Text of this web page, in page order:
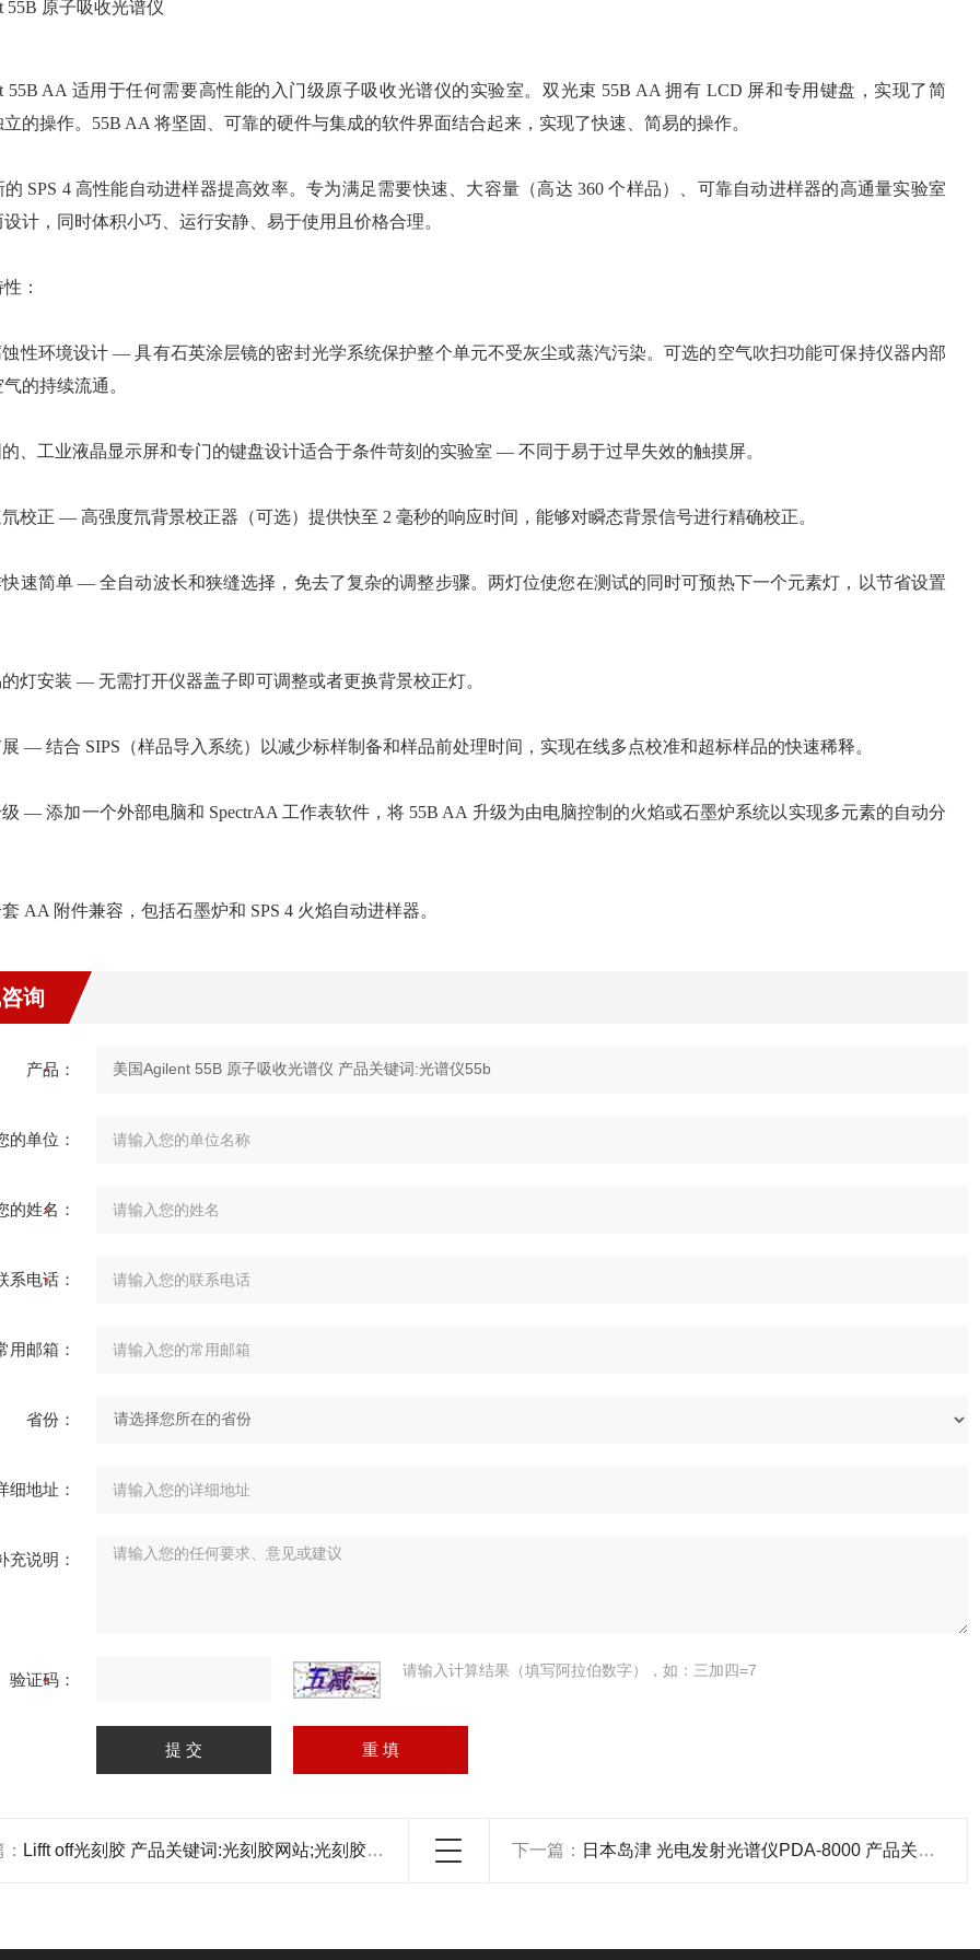
55B 原子吸收光谱仪
55B AA 适用于任何需要高性能的入门级原子吸收光谱仪的实验室。双光束 55B AA 拥有 LCD 屏和专用键盘，实现了简
的操作。55B AA 将坚固、可靠的硬件与集成的软件界面结合起来，实现了快速、简易的操作。
的 SPS 4 高性能自动进样器提高效率。专为满足需要快速、大容量（高达 360 个样品）、可靠自动进样器的高通量实验室
计，同时体积小巧、运行安静、易于使用且价格合理。
：
性环境设计 — 具有石英涂层镜的密封光学系统保护整个单元不受灰尘或蒸汽污染。可选的空气吹扫功能可保持仪器内部
的持续流通。
、工业液晶显示屏和专门的键盘设计适合于条件苛刻的实验室 — 不同于易于过早失效的触摸屏。
校正 — 高强度氘背景校正器（可选）提供快至 2 毫秒的响应时间，能够对瞬态背景信号进行精确校正。
速简单 — 全自动波长和狭缝选择，免去了复杂的调整步骤。两灯位使您在测试的同时可预热下一个元素灯，以节省设置
灯安装 — 无需打开仪器盖子即可调整或者更换背景校正灯。
— 结合 SIPS（样品导入系统）以减少标样制备和样品前处理时间，实现在线多点校准和超标样品的快速稀释。
— 添加一个外部电脑和 SpectrAA 工作表软件，将 55B AA 升级为由电脑控制的火焰或石墨炉系统以实现多元素的自动分
AA 附件兼容，包括石墨炉和 SPS 4 火焰自动进样器。
询
产品：
的单位：
的姓名：
系电话：
用邮箱：
省份：
细地址：
充说明：
验证码： 请输入计算结果（填写阿拉伯数字），如：三加四=7
Lifft off光刻胶 产品关键词:光刻胶网站;光刻胶厂;光刻胶防 下一篇： 日本岛津 光电发射光谱仪PDA-8000 产品关键词:光谱仪pda;光谱仪岛津;pda日本;pda发射光;日本岛津光谱仪;日本岛津光谱;光电发射光谱仪PDA-8000;光电发射光谱仪pda-8000